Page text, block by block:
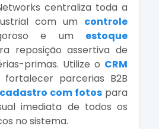
centraliza toda a
com um controle
e um estoque
reposição assertiva de
primas. Utilize o CRM
parcerias B2B
cadastro com fotospara
imediata de todos os
no sistema.